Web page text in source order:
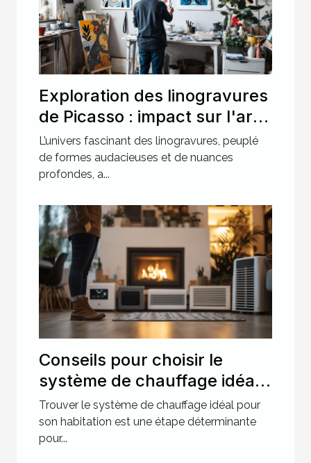
Exploration des linogravures
de Picasso : impact sur l'art
moderne ?
L’univers fascinant des linogravures, peuplé
de formes audacieuses et de nuances
profondes, a...
Conseils pour choisir le
système de chauffage idéal
pour votre maison
Trouver le système de chauffage idéal pour
son habitation est une étape déterminante
pour...